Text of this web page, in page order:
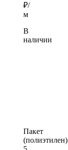
₽/
м
В
наличии
Пакет
(полиэтилен)